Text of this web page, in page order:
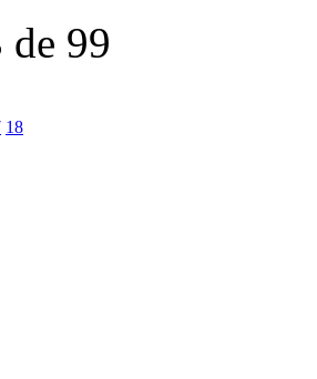
de 99
18